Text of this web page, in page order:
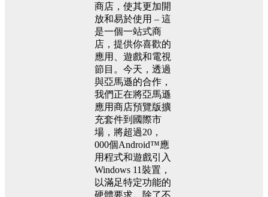
商店，使其更加開
放和易於使用 – 這
是一個一站式商
店，提供你喜歡的
應用、遊戲和電視
節目。今天，透過
與亞馬遜的合作，
我們正在將亞馬遜
應用商店預覽版擴
充套件到國際市
場，將超過20，
000個Android™應
用程式和遊戲引入
Windows 11裝置，
以滿足特定功能的
硬體要求。除了不